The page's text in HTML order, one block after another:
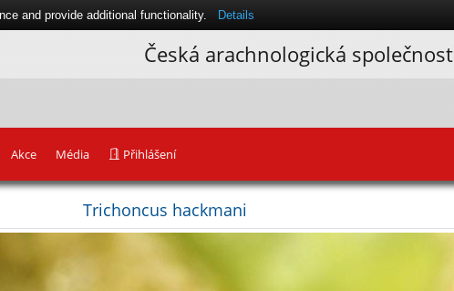
Česká arachnologická společnost
Akce Média Přihlášení
Trichoncus hackmani
and provide additional functionality. Details